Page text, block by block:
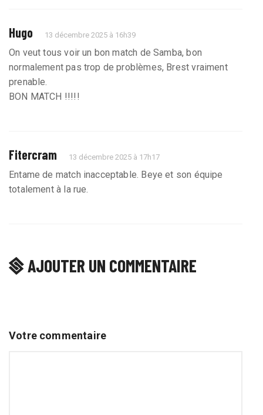
Hugo 13 décembre 2025 à 16h39
On veut tous voir un bon match de Samba, bon
normalement pas trop de problèmes, Brest vraiment
prenable.
BON MATCH !!!!!
Fitercram 13 décembre 2025 à 17h17
Entame de match inacceptable. Beye et son équipe
totalement à la rue.
AJOUTER UN COMMENTAIRE
Votre commentaire